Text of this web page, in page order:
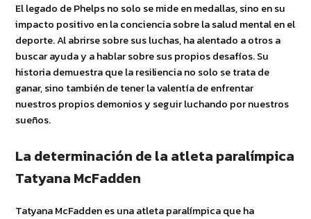
El legado de Phelps no solo se mide en medallas, sino en su
impacto positivo en la conciencia sobre la salud mental en el
deporte. Al abrirse sobre sus luchas, ha alentado a otros a
buscar ayuda y a hablar sobre sus propios desafíos. Su
historia demuestra que la resiliencia no solo se trata de
ganar, sino también de tener la valentía de enfrentar
nuestros propios demonios y seguir luchando por nuestros
sueños.
La determinación de la atleta paralímpica
Tatyana McFadden
Tatyana McFadden es una atleta paralímpica que ha